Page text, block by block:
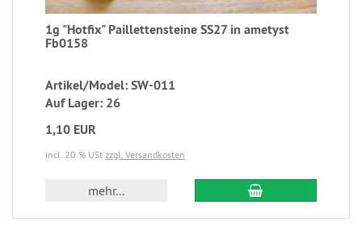
1g "Hotfix" Paillettensteine SS27 in ametyst
Fb0158
Artikel/Model: SW-011
Auf Lager: 26
1,10 EUR
incl. 20 % USt zzgl. Versandkosten
mehr...